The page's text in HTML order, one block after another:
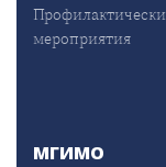
мероприятия
МГИМО